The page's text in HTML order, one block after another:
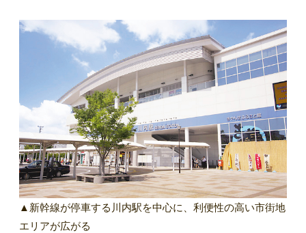
▲新幹線が停車する川内駅を中心に、利便性の高い市街地
エリアが広がる